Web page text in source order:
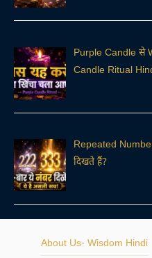
Purple Candle से
Candle Ritual
Repeated
दिखते हैं?
About Us- Wisdom Hindi